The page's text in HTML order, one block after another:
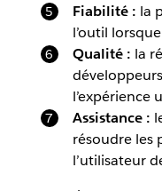
Fiabilité : la
l’outil
Qualité : la
l’expérience
Assistance :
résoudre les
l’utilisateur